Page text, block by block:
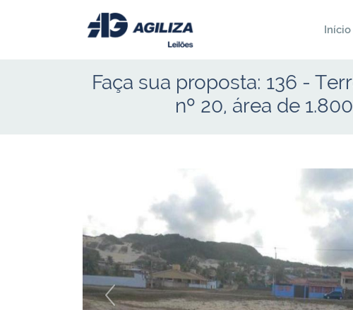
Início
Faça sua proposta: 136 -
nº 20, área de
Anterior